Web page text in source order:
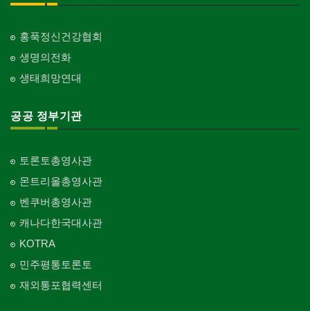
Church-7th Day Adventist
교회-씨 앤 엠에이
Church-C & MA
Church-Full Gospel
Church-Evangelical
Church-Mission
Church-Independent
교회-기타
홍푹정신건강협회
생명의전화
생태희망연대
공공 정부기관
토론토총영사관
몬트리올총영사관
벤쿠버총영사관
캐나다한국대사관
KOTRA
민주평통토론토
재외통포협력센터